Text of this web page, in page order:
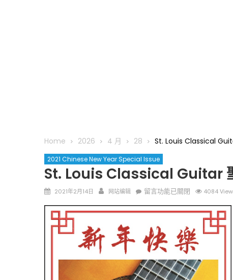
Home 2026 4 月 28 St. Louis Classical
2021 Chinese New Year Special Issue
St. Louis Classical Guitar
Posted
2021年2月14日 Author
网站编辑
在
Louis
Classical
Guitar
聖
路
易
留言功能已關閉 4084